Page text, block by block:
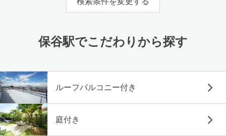
保谷駅でこだわりから探す
ルーフバルコニー付き
庭付き